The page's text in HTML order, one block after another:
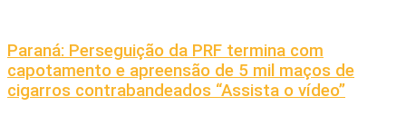
Paraná: Perseguição da PRF termina com
capotamento e apreensão de 5 mil maços de
cigarros contrabandeados “Assista o vídeo”